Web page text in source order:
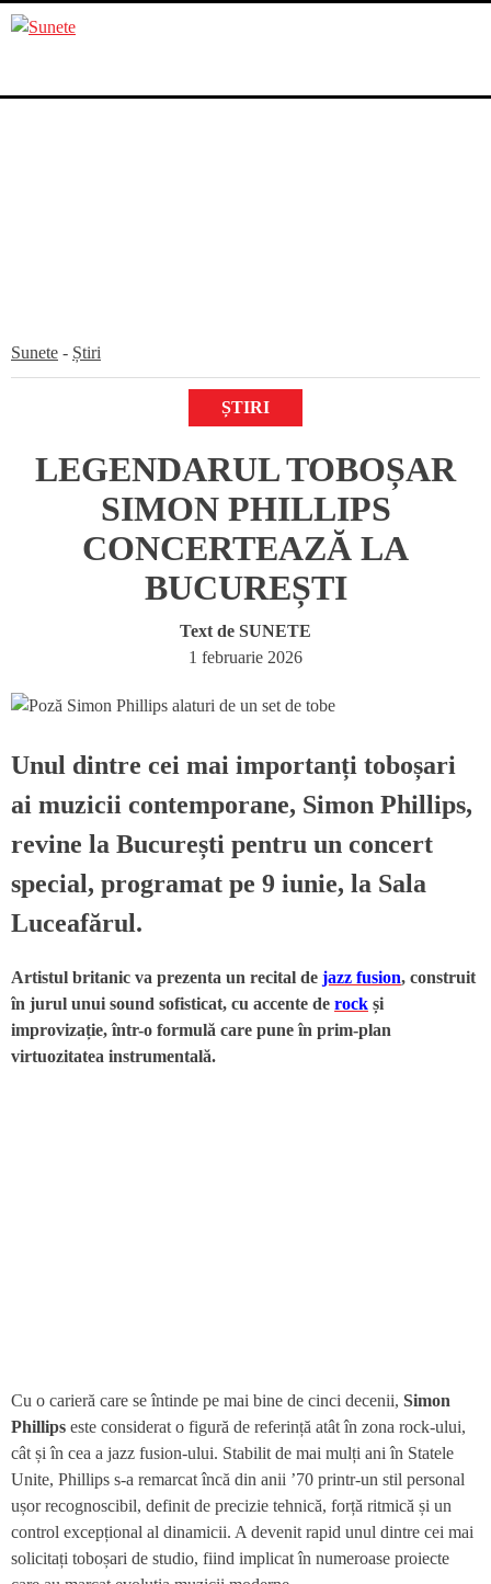
Sunete - Știri
ȘTIRI
LEGENDARUL TOBOȘAR
SIMON PHILLIPS
CONCERTEAZĂ LA
BUCUREȘTI
Text de SUNETE
1 februarie 2026
Unul dintre cei mai importanți toboșari
ai muzicii contemporane, Simon Phillips,
revine la București pentru un concert
special, programat pe 9 iunie, la Sala
Luceafărul.
Artistul britanic va prezenta un recital de jazz fusion, construit
în jurul unui sound sofisticat, cu accente de rock și
improvizație, într-o formulă care pune în prim-plan
virtuozitatea instrumentală.
Cu o carieră care se întinde pe mai bine de cinci decenii, Simon
Phillips este considerat o figură de referință atât în zona rock-ului,
cât și în cea a jazz fusion-ului. Stabilit de mai mulți ani în Statele
Unite, Phillips s-a remarcat încă din anii ’70 printr-un stil personal
ușor recognoscibil, definit de precizie tehnică, forță ritmică și un
control excepțional al dinamicii. A devenit rapid unul dintre cei mai
solicitați toboșari de studio, fiind implicat în numeroase proiecte